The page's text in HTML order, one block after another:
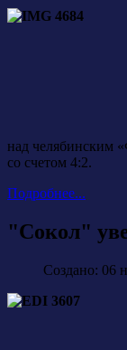
над челябинским
со счетом 4:2.
Подробнее...
"Сокол"
Создано: 06